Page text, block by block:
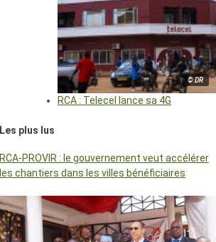
© DR
RCA : Telecel lance sa 4G
Les plus lus
RCA-PROVIR : le gouvernement veut accélérer
les chantiers dans les villes bénéficiaires